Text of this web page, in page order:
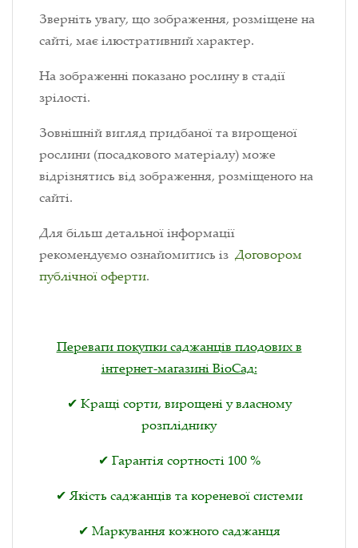
Зверніть увагу, що зображення, розміщене на
сайті, має ілюстративний характер.
На зображенні показано рослину в стадії
зрілості.
Зовнішній вигляд придбаної та вирощеної
рослини (посадкового матеріалу) може
відрізнятись від зображення, розміщеного на
сайті.
Для більш детальної інформації
рекомендуємо ознайомитись із Договором
публічної оферти.
Переваги покупки саджанців плодових в
інтернет-магазині ВіоСад:
✔ Кращі сорти, вирощені у власному
розпліднику
✔ Гарантія сортності 100 %
✔ Якість саджанців та кореневої системи
✔ Маркування кожного саджанця